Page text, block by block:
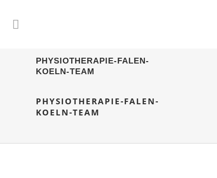
PHYSIOTHERAPIE-FALEN-
KOELN-TEAM
PHYSIOTHERAPIE-FALEN-
KOELN-TEAM